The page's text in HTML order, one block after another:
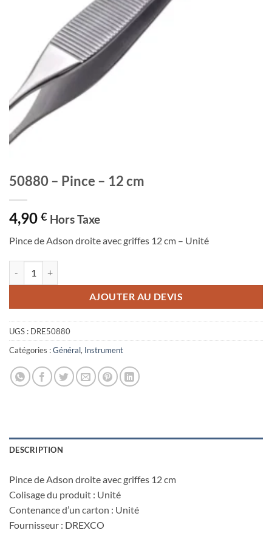
50880 – Pince – 12 cm
4,90 € Hors Taxe
Pince de Adson droite avec griffes 12 cm – Unité
AJOUTER AU DEVIS
UGS : DRE50880
Catégories :Général, Instrument
DESCRIPTION
Pince de Adson droite avec griffes 12 cm
Colisage du produit : Unité
Contenance d’un carton : Unité
Fournisseur : DREXCO